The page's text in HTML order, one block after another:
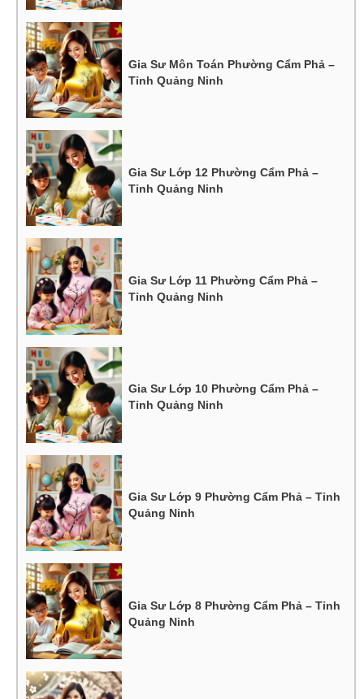
Gia Sư Môn Toán Phường Cẩm Phả –
Tỉnh Quảng Ninh
Gia Sư Lớp 12 Phường Cẩm Phả –
Tỉnh Quảng Ninh
Gia Sư Lớp 11 Phường Cẩm Phả –
Tỉnh Quảng Ninh
Gia Sư Lớp 10 Phường Cẩm Phả –
Tỉnh Quảng Ninh
Gia Sư Lớp 9 Phường Cẩm Phả – Tỉnh
Quảng Ninh
Gia Sư Lớp 8 Phường Cẩm Phả – Tỉnh
Quảng Ninh